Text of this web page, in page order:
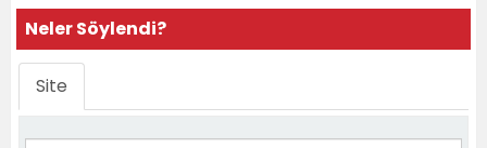
Neler Söylendi?
Site